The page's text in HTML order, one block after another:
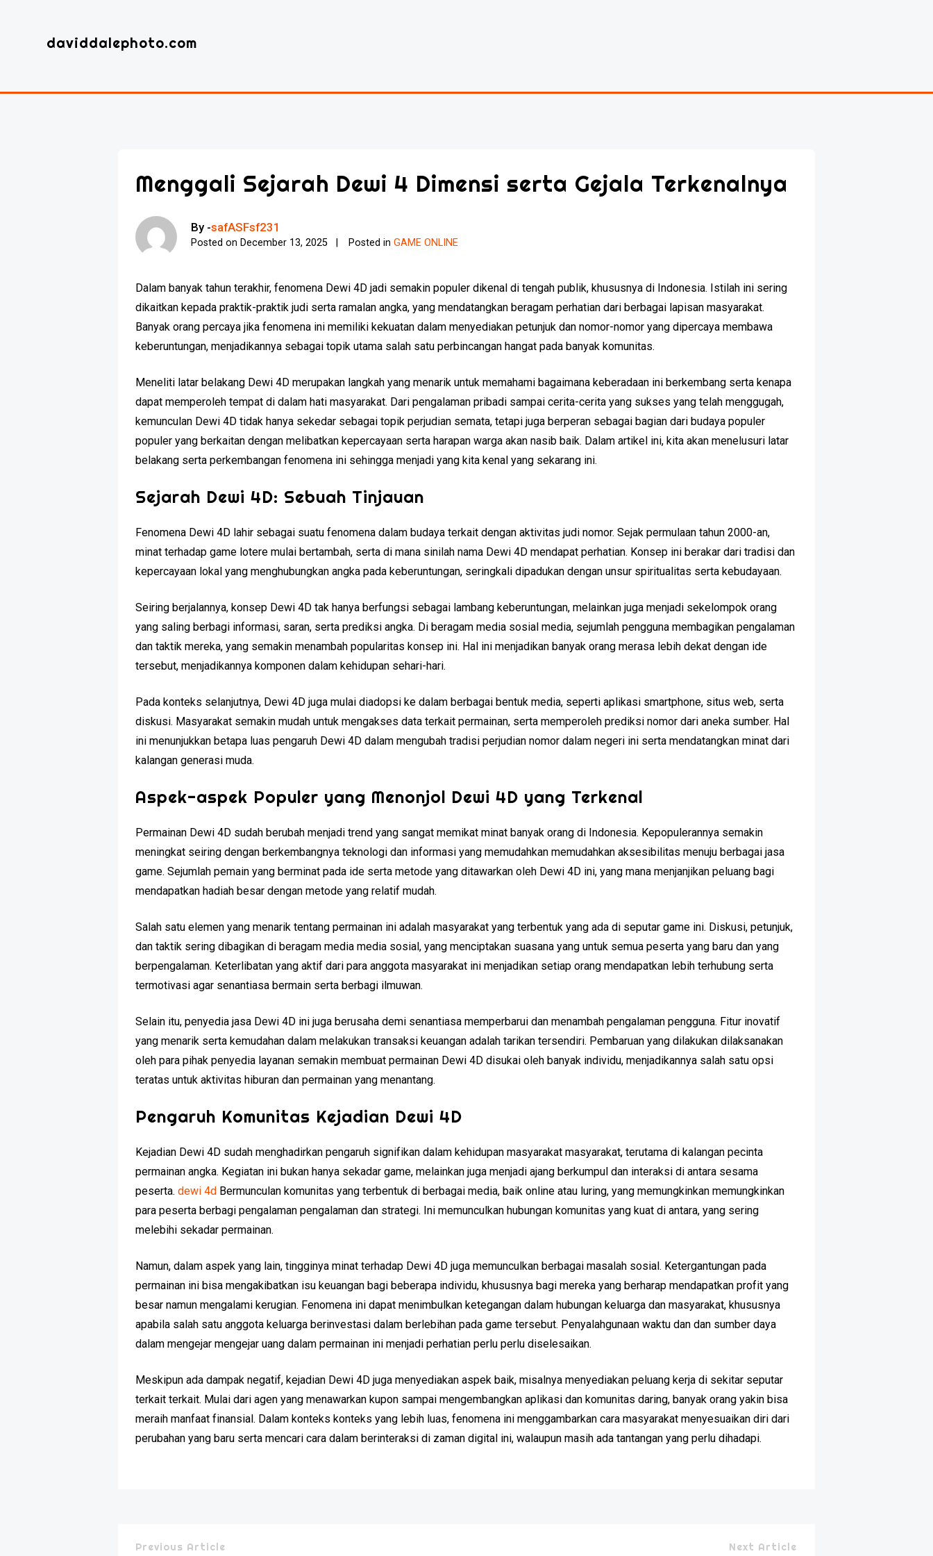
daviddalephoto.com
Menggali Sejarah Dewi 4 Dimensi serta Gejala Terkenalnya
By -safASFsf231
Posted on December 13, 2025 Posted inGAME ONLINE
Dalam banyak tahun terakhir, fenomena Dewi 4D jadi semakin populer dikenal di tengah publik, khususnya di Indonesia. Istilah ini sering
dikaitkan kepada praktik-praktik judi serta ramalan angka, yang mendatangkan beragam perhatian dari berbagai lapisan masyarakat.
Banyak orang percaya jika fenomena ini memiliki kekuatan dalam menyediakan petunjuk dan nomor-nomor yang dipercaya membawa
keberuntungan, menjadikannya sebagai topik utama salah satu perbincangan hangat pada banyak komunitas.
Meneliti latar belakang Dewi 4D merupakan langkah yang menarik untuk memahami bagaimana keberadaan ini berkembang serta kenapa
dapat memperoleh tempat di dalam hati masyarakat. Dari pengalaman pribadi sampai cerita-cerita yang sukses yang telah menggugah,
kemunculan Dewi 4D tidak hanya sekedar sebagai topik perjudian semata, tetapi juga berperan sebagai bagian dari budaya populer
populer yang berkaitan dengan melibatkan kepercayaan serta harapan warga akan nasib baik. Dalam artikel ini, kita akan menelusuri latar
belakang serta perkembangan fenomena ini sehingga menjadi yang kita kenal yang sekarang ini.
Sejarah Dewi 4D: Sebuah Tinjauan
Fenomena Dewi 4D lahir sebagai suatu fenomena dalam budaya terkait dengan aktivitas judi nomor. Sejak permulaan tahun 2000-an,
minat terhadap game lotere mulai bertambah, serta di mana sinilah nama Dewi 4D mendapat perhatian. Konsep ini berakar dari tradisi dan
kepercayaan lokal yang menghubungkan angka pada keberuntungan, seringkali dipadukan dengan unsur spiritualitas serta kebudayaan.
Seiring berjalannya, konsep Dewi 4D tak hanya berfungsi sebagai lambang keberuntungan, melainkan juga menjadi sekelompok orang
yang saling berbagi informasi, saran, serta prediksi angka. Di beragam media sosial media, sejumlah pengguna membagikan pengalaman
dan taktik mereka, yang semakin menambah popularitas konsep ini. Hal ini menjadikan banyak orang merasa lebih dekat dengan ide
tersebut, menjadikannya komponen dalam kehidupan sehari-hari.
Pada konteks selanjutnya, Dewi 4D juga mulai diadopsi ke dalam berbagai bentuk media, seperti aplikasi smartphone, situs web, serta
diskusi. Masyarakat semakin mudah untuk mengakses data terkait permainan, serta memperoleh prediksi nomor dari aneka sumber. Hal
ini menunjukkan betapa luas pengaruh Dewi 4D dalam mengubah tradisi perjudian nomor dalam negeri ini serta mendatangkan minat dari
kalangan generasi muda.
Aspek-aspek Populer yang Menonjol Dewi 4D yang Terkenal
Permainan Dewi 4D sudah berubah menjadi trend yang sangat memikat minat banyak orang di Indonesia. Kepopulerannya semakin
meningkat seiring dengan berkembangnya teknologi dan informasi yang memudahkan memudahkan aksesibilitas menuju berbagai jasa
game. Sejumlah pemain yang berminat pada ide serta metode yang ditawarkan oleh Dewi 4D ini, yang mana menjanjikan peluang bagi
mendapatkan hadiah besar dengan metode yang relatif mudah.
Salah satu elemen yang menarik tentang permainan ini adalah masyarakat yang terbentuk yang ada di seputar game ini. Diskusi, petunjuk,
dan taktik sering dibagikan di beragam media media sosial, yang menciptakan suasana yang untuk semua peserta yang baru dan yang
berpengalaman. Keterlibatan yang aktif dari para anggota masyarakat ini menjadikan setiap orang mendapatkan lebih terhubung serta
termotivasi agar senantiasa bermain serta berbagi ilmuwan.
Selain itu, penyedia jasa Dewi 4D ini juga berusaha demi senantiasa memperbarui dan menambah pengalaman pengguna. Fitur inovatif
yang menarik serta kemudahan dalam melakukan transaksi keuangan adalah tarikan tersendiri. Pembaruan yang dilakukan dilaksanakan
oleh para pihak penyedia layanan semakin membuat permainan Dewi 4D disukai oleh banyak individu, menjadikannya salah satu opsi
teratas untuk aktivitas hiburan dan permainan yang menantang.
Pengaruh Komunitas Kejadian Dewi 4D
Kejadian Dewi 4D sudah menghadirkan pengaruh signifikan dalam kehidupan masyarakat masyarakat, terutama di kalangan pecinta
permainan angka. Kegiatan ini bukan hanya sekadar game, melainkan juga menjadi ajang berkumpul dan interaksi di antara sesama
peserta.dewi 4d Bermunculan komunitas yang terbentuk di berbagai media, baik online atau luring, yang memungkinkan memungkinkan
para peserta berbagi pengalaman pengalaman dan strategi. Ini memunculkan hubungan komunitas yang kuat di antara, yang sering
melebihi sekadar permainan.
Namun, dalam aspek yang lain, tingginya minat terhadap Dewi 4D juga memunculkan berbagai masalah sosial. Ketergantungan pada
permainan ini bisa mengakibatkan isu keuangan bagi beberapa individu, khususnya bagi mereka yang berharap mendapatkan profit yang
besar namun mengalami kerugian. Fenomena ini dapat menimbulkan ketegangan dalam hubungan keluarga dan masyarakat, khususnya
apabila salah satu anggota keluarga berinvestasi dalam berlebihan pada game tersebut. Penyalahgunaan waktu dan dan sumber daya
dalam mengejar mengejar uang dalam permainan ini menjadi perhatian perlu perlu diselesaikan.
Meskipun ada dampak negatif, kejadian Dewi 4D juga menyediakan aspek baik, misalnya menyediakan peluang kerja di sekitar seputar
terkait terkait. Mulai dari agen yang menawarkan kupon sampai mengembangkan aplikasi dan komunitas daring, banyak orang yakin bisa
meraih manfaat finansial. Dalam konteks konteks yang lebih luas, fenomena ini menggambarkan cara masyarakat menyesuaikan diri dari
perubahan yang baru serta mencari cara dalam berinteraksi di zaman digital ini, walaupun masih ada tantangan yang perlu dihadapi.
Previous Article Next Article